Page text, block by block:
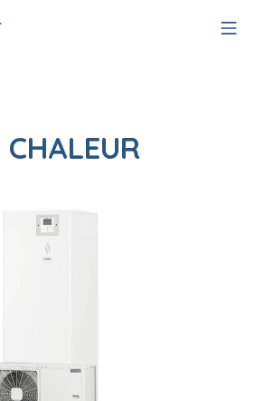
CHALEUR